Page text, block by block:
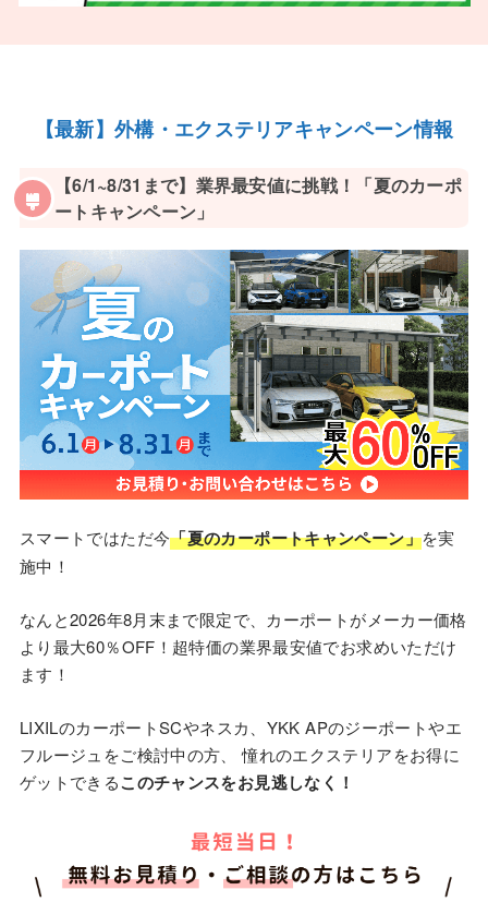
【最新】外構・エクステリアキャンペーン情報
【6/1~8/31まで】業界最安値に挑戦！「夏のカーポ
ートキャンペーン」
スマートではただ今「夏のカーポートキャンペーン」を実
施中！
なんと2026年8月末まで限定で、カーポートがメーカー価格
より最大60％OFF！超特価の業界最安値でお求めいただけ
ます！
LIXILのカーポートSCやネスカ、YKK APのジーポートやエ
フルージュをご検討中の方、 憧れのエクステリアをお得に
ゲットできるこのチャンスをお見逃しなく！